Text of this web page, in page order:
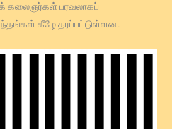
கலைஞர்கள் பரவலாகப்
கீழே தரப்பட்டுள்ளன.